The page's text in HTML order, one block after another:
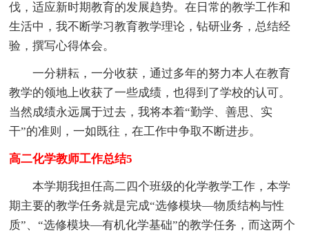
伐，适应新时期教育的发展趋势。在日常的教学工作和
生活中，我不断学习教育教学理论，钻研业务，总结经
验，撰写心得体会。
一分耕耘，一分收获，通过多年的努力本人在教育
教学的领地上收获了一些成绩，也得到了学校的认可。
当然成绩永远属于过去，我将本着“勤学、善思、实
干”的准则，一如既往，在工作中争取不断进步。
高二化学教师工作总结5
本学期我担任高二四个班级的化学教学工作，本学
期主要的教学任务就是完成“选修模块—物质结构与性
质”、“选修模块—有机化学基础”的教学任务，而这两个